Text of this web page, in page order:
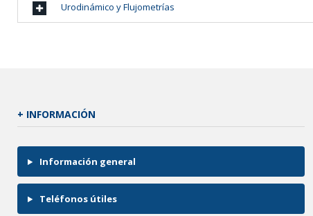
Urodinámico y Flujometrías
+ INFORMACIÓN
Información general
Teléfonos útiles